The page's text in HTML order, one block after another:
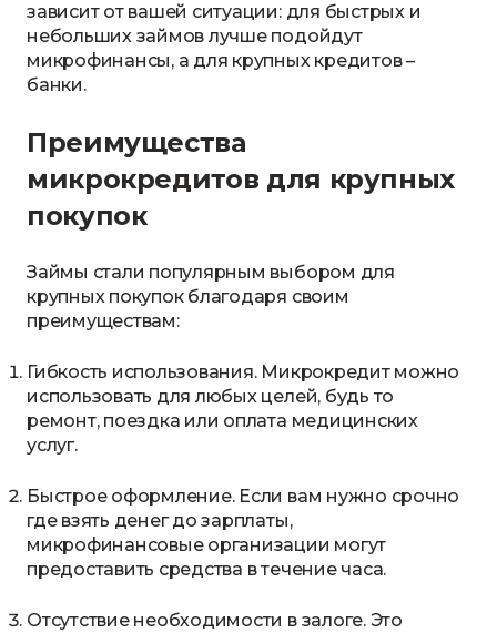
зависит от вашей ситуации: для быстрых и
небольших займов лучше подойдут
микрофинансы, а для крупных кредитов –
банки.
Преимущества
микрокредитов для крупных
покупок
Займы стали популярным выбором для
крупных покупок благодаря своим
преимуществам:
Гибкость использования. Микрокредит можно
использовать для любых целей, будь то
ремонт, поездка или оплата медицинских
услуг.
Быстрое оформление. Если вам нужно срочно
где взять денег до зарплаты,
микрофинансовые организации могут
предоставить средства в течение часа.
Отсутствие необходимости в залоге. Это